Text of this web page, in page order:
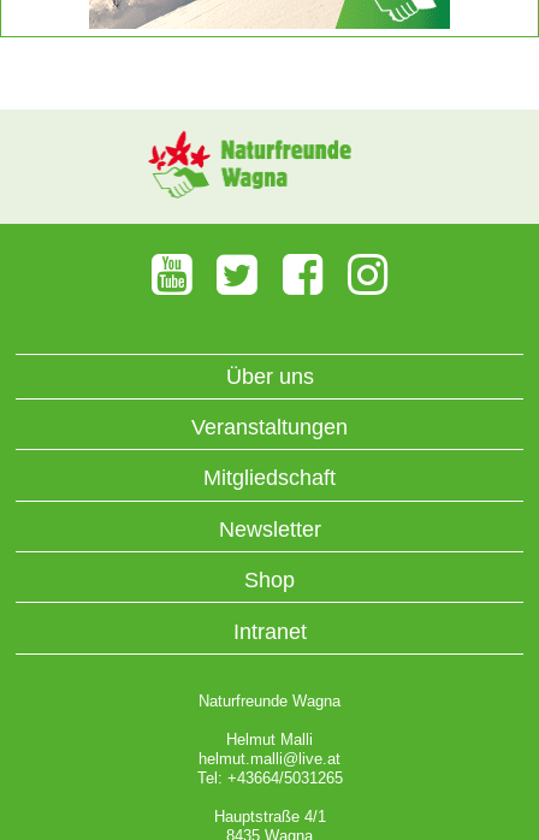
Über uns
Veranstaltungen
Mitgliedschaft
Newsletter
Shop
Intranet
Naturfreunde Wagna
Helmut Malli
helmut.malli@live.at
Tel: +43664/5031265
Hauptstraße 4/1
8435 Wagna